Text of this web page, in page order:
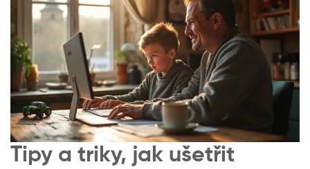
Tipy a triky, jak ušetřit